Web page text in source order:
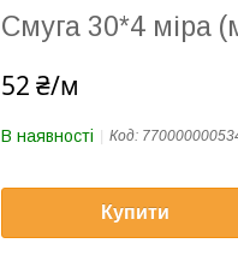
Смуга 30*4 міра
52 ₴/м
В наявності Код:
Купити